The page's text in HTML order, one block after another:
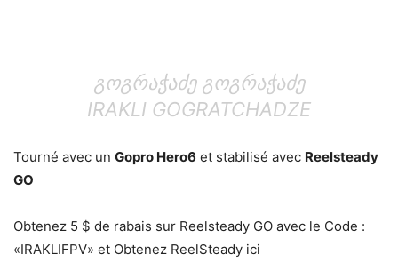
ᲒᲝᲒᲠᲐᲭᲐᲫᲔ ᲒᲝᲒᲠᲐᲭᲐᲫᲔ
IRAKLI GOGRATCHADZE
Tourné avec un Gopro Hero6 et stabilisé avec Reelsteady
GO
Obtenez 5 $ de rabais sur Reelsteady GO avec le Code :
«IRAKLIFPV» et Obtenez ReelSteady ici